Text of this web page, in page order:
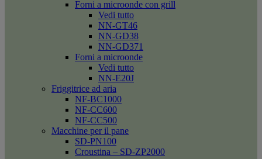
Forni a microonde con grill
Vedi tutto
NN-GT46
NN-GD38
NN-GD371
Forni a microonde
Vedi tutto
NN-E20J
Friggitrice ad aria
NF-BC1000
NF-CC600
NF-CC500
Macchine per il pane
SD-PN100
Croustina – SD-ZP2000